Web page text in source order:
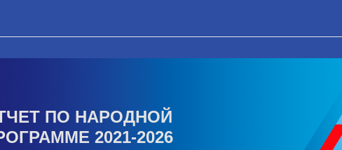
ПО НАРОДНОЙ
2021-2026